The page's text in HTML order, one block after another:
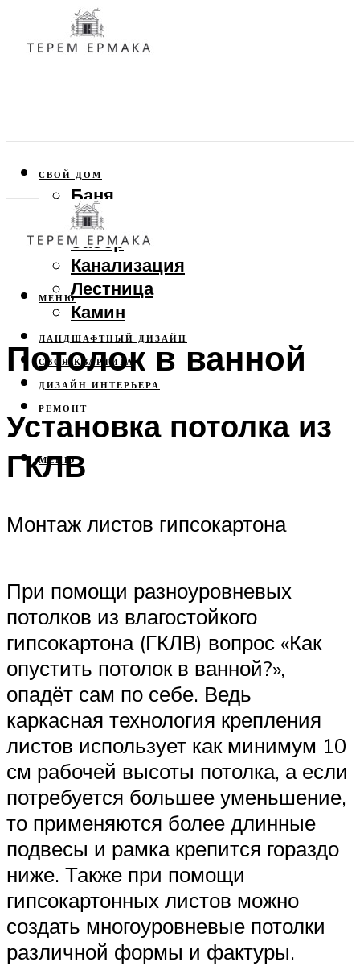
СВОЙ ДОМ
Баня
Веранда
Забор
Канализация
Лестница
Камин
ЛАНДШАФТНЫЙ ДИЗАЙН
СВОЯ КВАРТИРА
ДИЗАЙН ИНТЕРЬЕРА
РЕМОНТ
МЕНЮ
МЕНЮ
Потолок в ванной
Установка потолка из
ГКЛВ
Монтаж листов гипсокартона
При помощи разноуровневых
потолков из влагостойкого
гипсокартона (ГКЛВ) вопрос «Как
опустить потолок в ванной?»,
опадёт сам по себе. Ведь
каркасная технология крепления
листов использует как минимум 10
см рабочей высоты потолка, а если
потребуется большее уменьшение,
то применяются более длинные
подвесы и рамка крепится гораздо
ниже. Также при помощи
гипсокартонных листов можно
создать многоуровневые потолки
различной формы и фактуры.